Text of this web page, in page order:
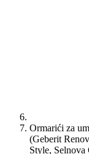
Ormarići za
(Geberit
Style, Selnova